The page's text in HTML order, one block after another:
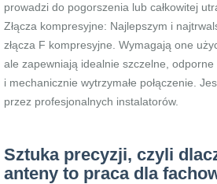
prowadzi do pogorszenia lub całkowitej
Złącza kompresyjne: Najlepszym i
złącza F kompresyjne. Wymagają one
ale zapewniają idealnie szczelne,
i mechanicznie wytrzymałe połączenie.
przez profesjonalnych instalatorów.
Sztuka precyzji, czyli
anteny to praca dla